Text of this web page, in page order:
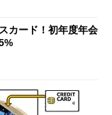
カード！初年度年会